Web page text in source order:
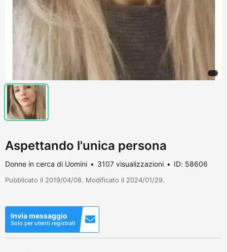
Aspettando l'unica persona
Donne in cerca di Uomini 3107 visualizzazioni ID: 58606
Pubblicato il 2019/04/08. Modificato il 2024/01/29.
Invia messaggio
Solo per utenti registrati